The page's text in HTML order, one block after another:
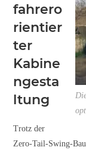
fahrero
rientier
ter
Kabine
ngesta
ltung
Trotz der
Zero-Tail-Swing-